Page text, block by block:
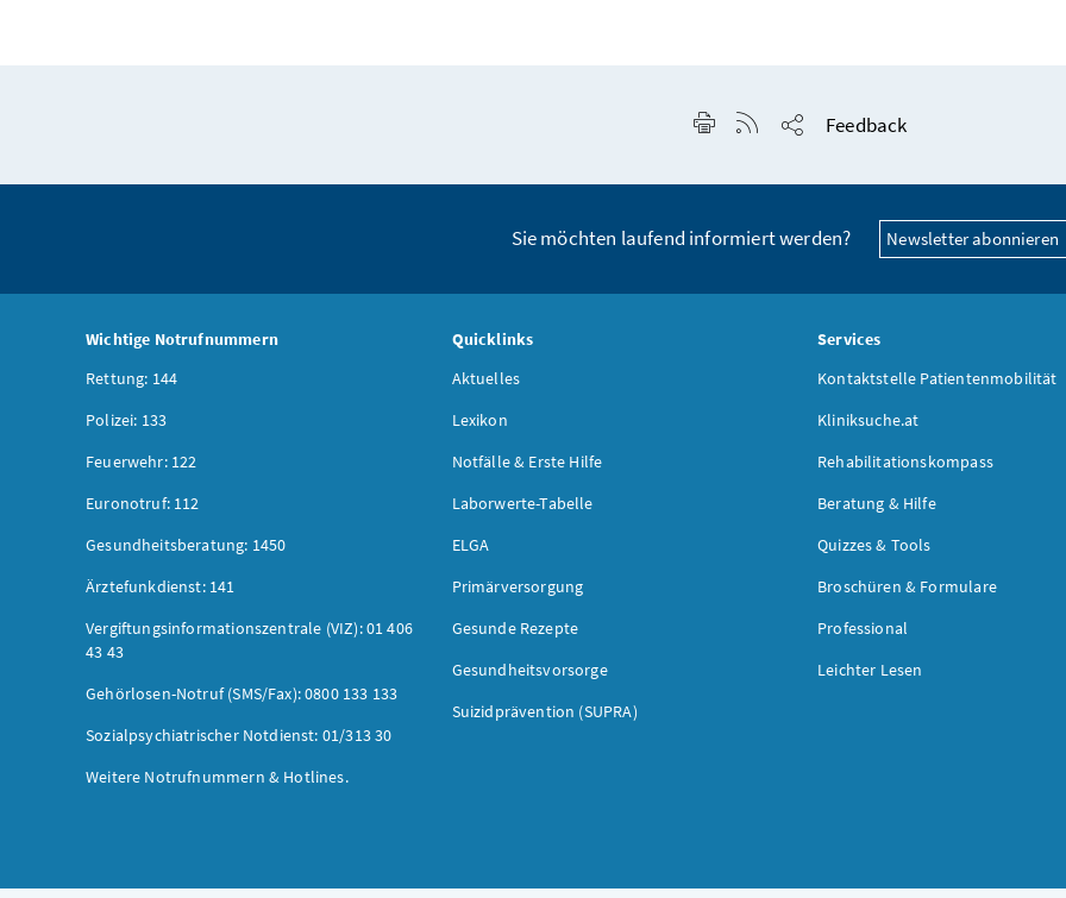
Seite drucken
RSS-Feed anzeigen
Feedback
Sie möchten laufend informiert werden? Newsletter abonnieren
Wichtige Notrufnummern
Rettung: 144
Polizei: 133
Feuerwehr: 122
Euronotruf: 112
Gesundheitsberatung: 1450
Ärztefunkdienst: 141
Vergiftungsinformationszentrale (VIZ): 01 406
43 43
Gehörlosen-Notruf (SMS/Fax): 0800 133 133
Sozialpsychiatrischer Notdienst: 01/313 30
Weitere Notrufnummern & Hotlines.
Quicklinks
Aktuelles
Lexikon
Notfälle & Erste Hilfe
Laborwerte-Tabelle
ELGA
Primärversorgung
Gesunde Rezepte
Gesundheitsvorsorge
Suizidprävention (SUPRA)
Services
Kontaktstelle Patientenmobilität
Kliniksuche.at
Rehabilitationskompass
Beratung & Hilfe
Quizzes & Tools
Broschüren & Formulare
Professional
Leichter Lesen